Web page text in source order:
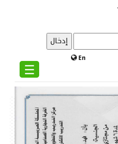
En
☰